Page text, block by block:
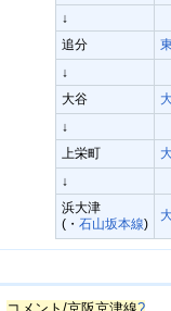
↓
追分
↓
大谷
↓
上栄町
↓
浜大津
(・ 石山坂本線)